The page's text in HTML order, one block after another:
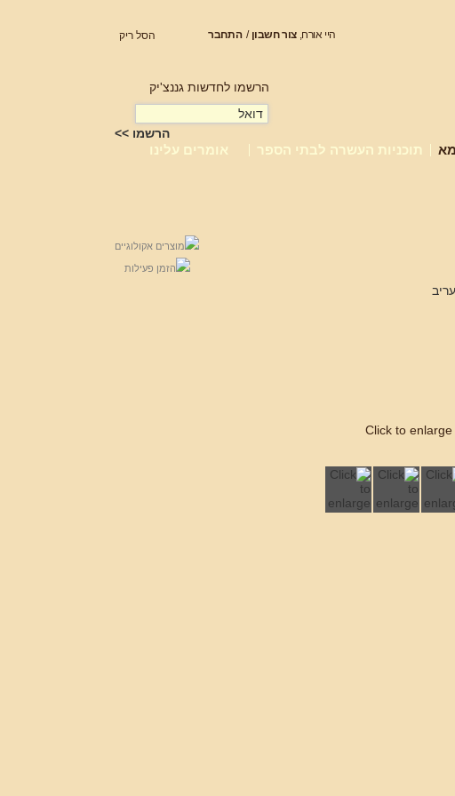
הסל ריק היי אורח, צור חשבון /התחבר
תוכניות העשרה לבתי הספר
אומרים עלינו
הרשמו לחדשות גננצ'יק